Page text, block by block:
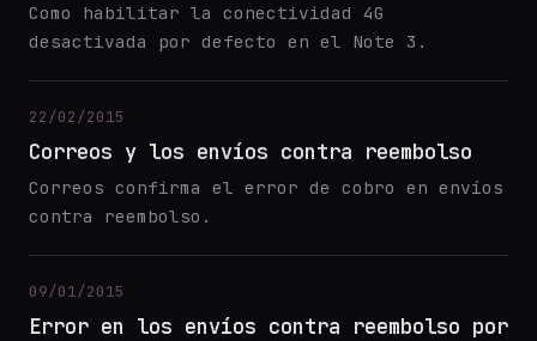
Como habilitar la conectividad 4G
desactivada por defecto en el Note 3.
22/02/2015
Correos y los envíos contra reembolso
Correos confirma el error de cobro en envíos
contra reembolso.
09/01/2015
Error en los envíos contra reembolso por